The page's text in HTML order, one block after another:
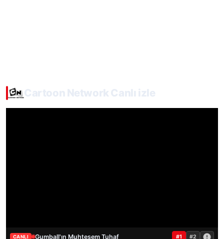
CANLI Gumball'ın Muhteşem Tuhaf #1 #2